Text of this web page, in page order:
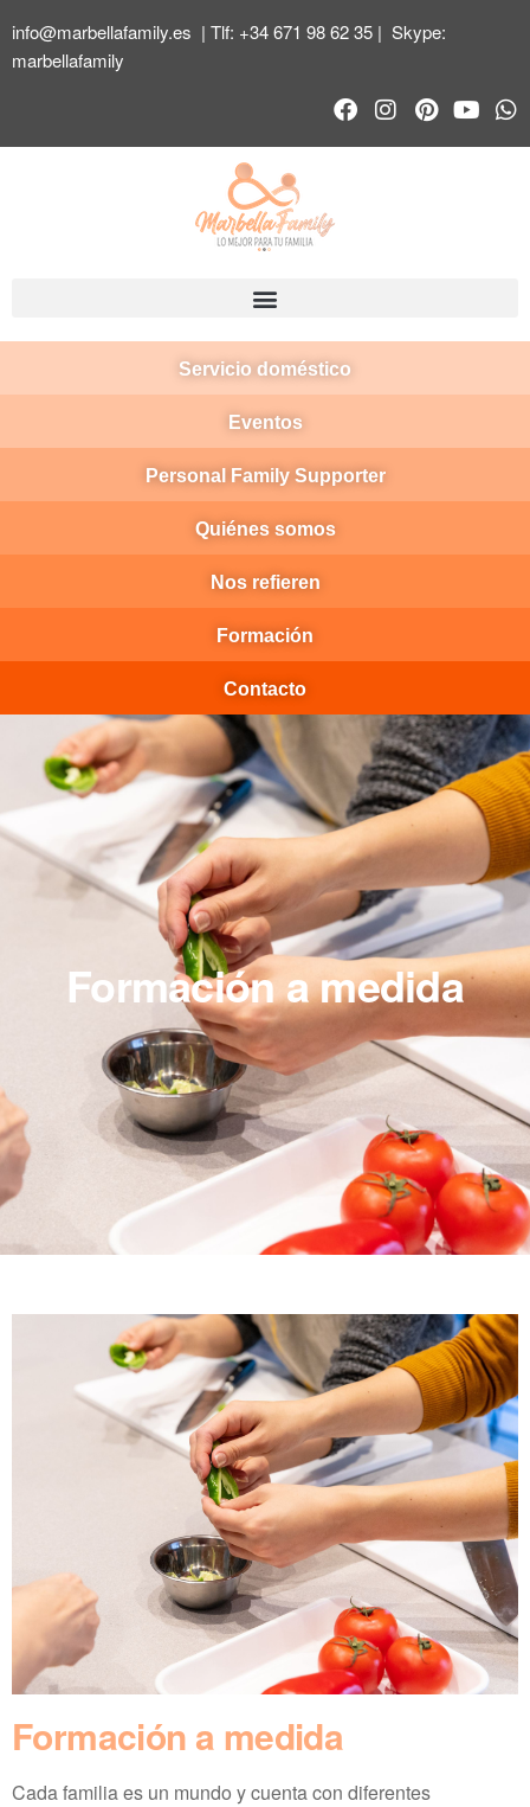
info@marbellafamily.es | Tlf: +34 671 98 62 35 | Skype:
marbellafamily
Servicio doméstico
Eventos
Personal Family Supporter
Quiénes somos
Nos refieren
Formación
Contacto
Formación a medida
Formación a medida​
Cada familia es un mundo y cuenta con diferentes